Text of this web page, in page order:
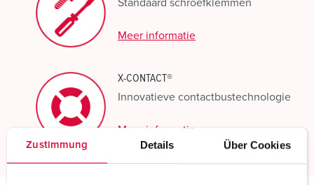
Zustimmung Details Über Cookies
Standaard schroefklemmen
Meer informatie
X-CONTACT®
Innovatieve contactbustechnologie
Meer informatie